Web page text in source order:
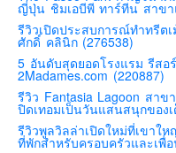
บอสเนียและเฮอร์เซโกวี
ญี่ปุ่น
คันโต-โตเกียวและรอบๆ
คันไซ-โอซาก้า เกียวโต
คิวชู – ฟุกุโอกะ ซางะ เ
ฟูจิ
ญี่ปุ่น ชิมเอบีพี ทาร์ทีน สาขา
รีวิวเปิดประสบการณ์ทำทรีต
ศักดิ์ คลินิก (276538)
5 อันดับสุดยอดโรงแรม รีสอ
2Madames.com (220887)
รีวิว Fantasia Lagoon สาข
ปิดเทอมเป็นวันแสนสนุกของ
รีวิวพูลวิลล่าเปิดใหม่ที่เขาใ
ที่พักสำหรับครอบครัวและเพื่